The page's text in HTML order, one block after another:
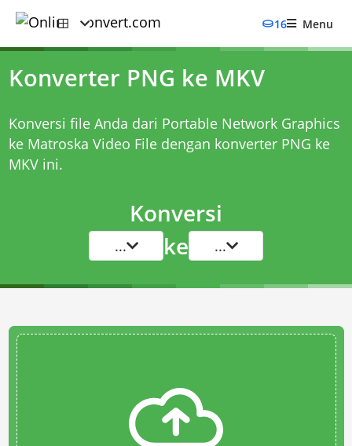
16 Menu
Konverter PNG ke MKV
Konversi file Anda dari Portable Network Graphics
ke Matroska Video File dengan konverter PNG ke
MKVini.
Konversi
... ke ...